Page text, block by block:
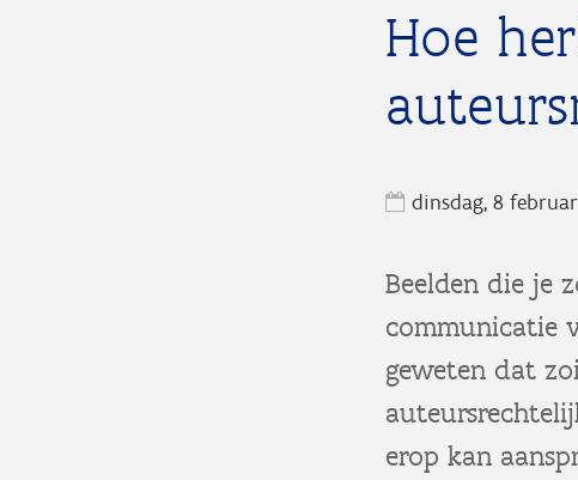
Hoe
dinsdag, 8
Beelden die je
communicatie
geweten dat
erop kan